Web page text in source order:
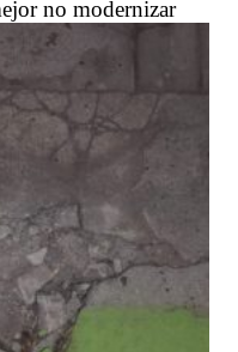
no modernizar